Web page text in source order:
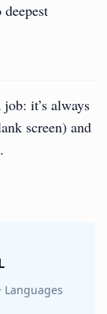
it’s always
screen) and
Languages